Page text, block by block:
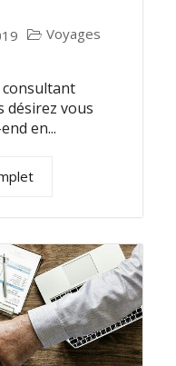
Voyages
désirez vous
en...